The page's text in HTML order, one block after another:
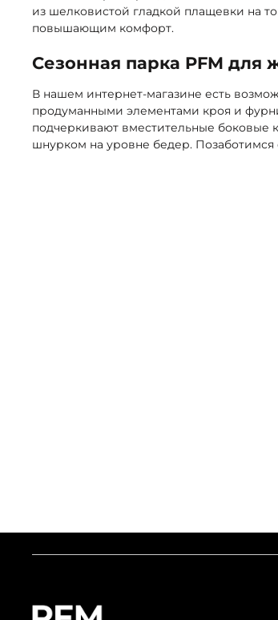
из шелковистой гладкой плащевки на
повышающим комфорт.
Сезонная парка PFM для
В нашем интернет-магазине есть
продуманными элементами кроя и
подчеркивают вместительные боковые
шнурком на уровне бедер. Позаботимся